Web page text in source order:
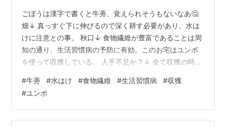
ごぼうは漢字で書くと牛蒡、覚えられそうもないなあ🤔
畑↓ 真っすぐ下に伸びるので深く耕す必要があり、水は
けに注意との事。 秋口↓ 食物繊維が豊富であることは周
知の通り、生活習慣病の予防に有効。このお宅はユンボ
を使って収獲している。 人手不足か？↓ 全て収獲の時期
でも混ぜ込むと一味違うが、ほとんど買ったことがな
い。 群馬中央ギター学院のトップページへリンクしま
す。 中央マンドリンクラブのページへリンクします。 フ
ランク永井鉛筆画前橋展示室のページへリンクします。
#牛蒡 #水はけ #食物繊維 #生活習慣病 #収獲
#ユンボ